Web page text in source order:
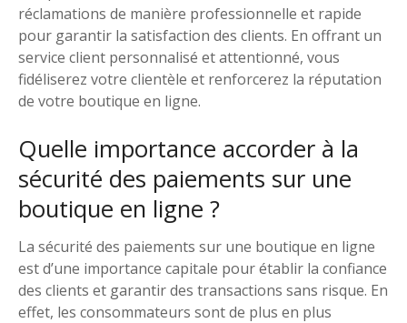
réclamations de manière professionnelle et rapide
pour garantir la satisfaction des clients. En offrant un
service client personnalisé et attentionné, vous
fidéliserez votre clientèle et renforcerez la réputation
de votre boutique en ligne.
Quelle importance accorder à la
sécurité des paiements sur une
boutique en ligne ?
La sécurité des paiements sur une boutique en ligne
est d’une importance capitale pour établir la confiance
des clients et garantir des transactions sans risque. En
effet, les consommateurs sont de plus en plus